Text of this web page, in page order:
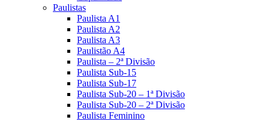
Paulistas
Paulista A1
Paulista A2
Paulista A3
Paulistão A4
Paulista – 2ª Divisão
Paulista Sub-15
Paulista Sub-17
Paulista Sub-20 – 1ª Divisão
Paulista Sub-20 – 2ª Divisão
Paulista Feminino